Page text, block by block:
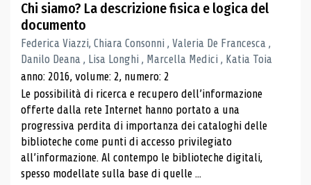
Chi siamo? La descrizione fisica e logica del
documento
Federica Viazzi, Chiara Consonni , Valeria De Francesca ,
Danilo Deana , Lisa Longhi , Marcella Medici , Katia Toia
anno: 2016, volume: 2, numero: 2
Le possibilità di ricerca e recupero dell’informazione
offerte dalla rete Internet hanno portato a una
progressiva perdita di importanza dei cataloghi delle
biblioteche come punti di accesso privilegiato
all’informazione. Al contempo le biblioteche digitali,
spesso modellate sulla base di quelle ...